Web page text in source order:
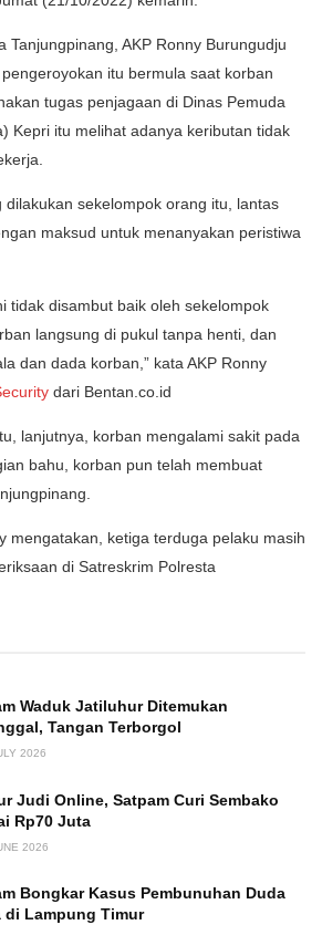
Tanjungpinang, AKP Ronny Burungudju
itu bermula saat korban
tugas penjagaan di Dinas Pemuda
Kepri itu melihat adanya keributan tidak
dilakukan sekelompok orang itu, lantas
maksud untuk menanyakan peristiwa
tidak disambut baik oleh sekelompok
langsung di pukul tanpa henti, dan
dan dada korban,” kata AKP Ronny
dari Bentan.co.id
lanjutnya, korban mengalami sakit pada
bahu, korban pun telah membuat
mengatakan, ketiga terduga pelaku masih
di Satreskrim Polresta
Waduk Jatiluhur Ditemukan
Tangan Terborgol
2026
Judi Online, Satpam Curi Sembako
Rp70 Juta
2026
Bongkar Kasus Pembunuhan Duda
di Lampung Timur